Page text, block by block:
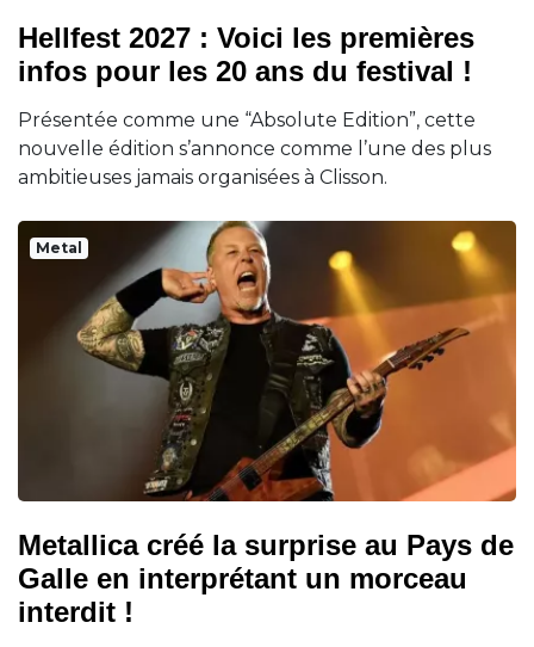
Hellfest 2027 : Voici les premières
infos pour les 20 ans du festival !
Présentée comme une “Absolute Edition”, cette
nouvelle édition s’annonce comme l’une des plus
ambitieuses jamais organisées à Clisson.
Metal
Metallica créé la surprise au Pays de
Galle en interprétant un morceau
interdit !